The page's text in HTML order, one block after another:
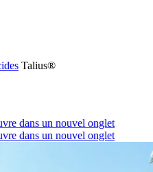
Talius®
dans un nouvel onglet
dans un nouvel onglet